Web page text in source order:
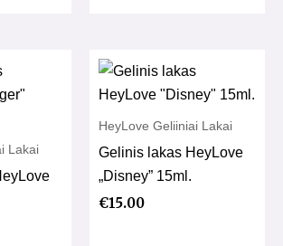
Lakai
HeyLove Geliiniai Lakai
Gelinis lakas HeyLove
„Disney” 15ml.
€15.00